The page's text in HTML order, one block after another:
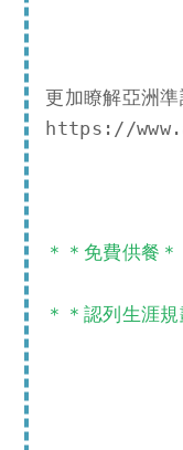
更加瞭解亞洲準
https://
＊＊免費供餐＊
＊＊認列生涯